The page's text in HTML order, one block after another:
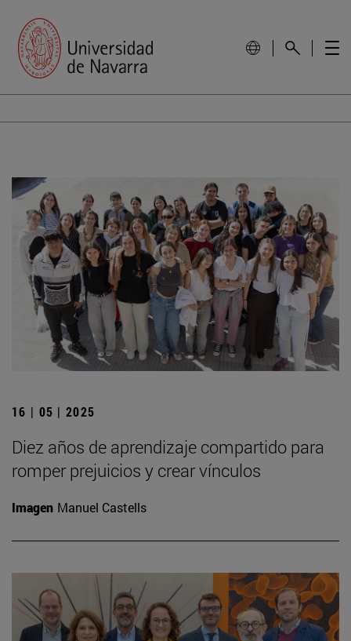
16 | 05 | 2025
Diez años de aprendizaje compartido para
romper prejuicios y crear vínculos
Imagen Manuel Castells